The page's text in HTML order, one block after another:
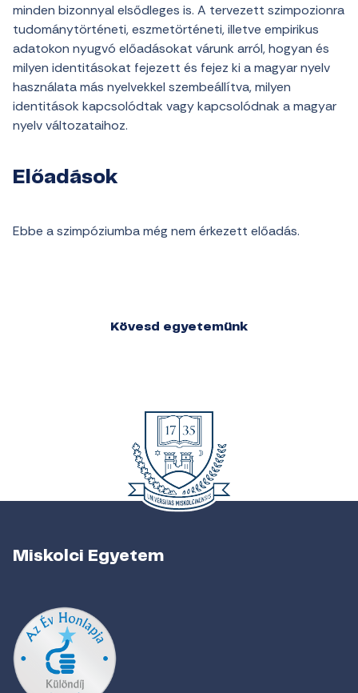
minden bizonnyal elsődleges is. A tervezett szimpozionra
tudománytörténeti, eszmetörténeti, illetve empirikus
adatokon nyugvó előadásokat várunk arról, hogyan és
milyen identitásokat fejezett és fejez ki a magyar nyelv
használata más nyelvekkel szembeállítva, milyen
identitások kapcsolódtak vagy kapcsolódnak a magyar
nyelv változataihoz.
Előadások
Ebbe a szimpóziumba még nem érkezett előadás.
Kövesd egyetemünk
Miskolci Egyetem